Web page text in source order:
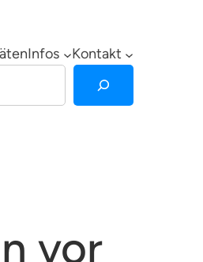
Infos
Kontakt
vor